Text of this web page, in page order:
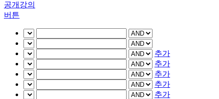
공개강의
버튼
추가
추가
추가
추가
추가